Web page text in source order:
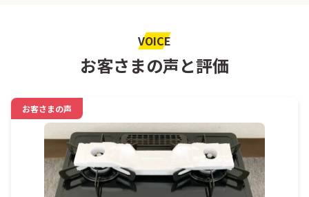
VOICE
お客さまの声と評価
お客さまの声